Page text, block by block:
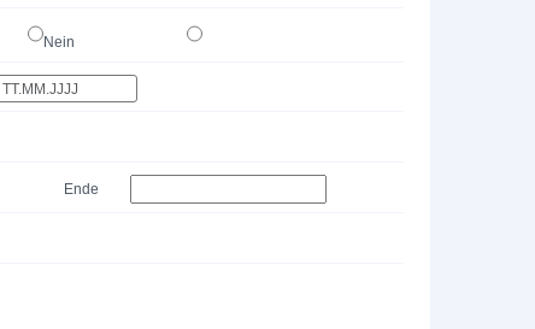
Nein
Ende